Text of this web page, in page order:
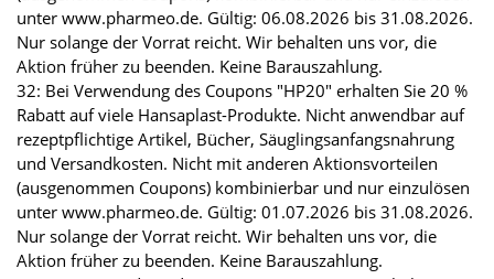
unter www.pharmeo.de. Gültig: 06.08.2026 bis 31.08.2026.
Nur solange der Vorrat reicht. Wir behalten uns vor, die
Aktion früher zu beenden. Keine Barauszahlung.
32: Bei Verwendung des Coupons "HP20" erhalten Sie 20 %
Rabatt auf viele Hansaplast-Produkte. Nicht anwendbar auf
rezeptpflichtige Artikel, Bücher, Säuglingsanfangsnahrung
und Versandkosten. Nicht mit anderen Aktionsvorteilen
(ausgenommen Coupons) kombinierbar und nur einzulösen
unter www.pharmeo.de. Gültig: 01.07.2026 bis 31.08.2026.
Nur solange der Vorrat reicht. Wir behalten uns vor, die
Aktion früher zu beenden. Keine Barauszahlung.